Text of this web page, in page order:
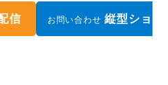
信 お問い合わせ 縦型ショ